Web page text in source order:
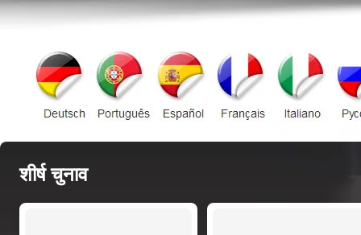
शीर्ष चुनाव